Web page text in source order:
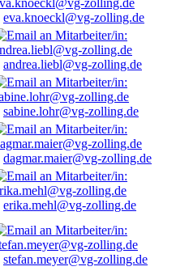
eva.knoeckl@vg-zolling.de
andrea.liebl@vg-zolling.de
sabine.lohr@vg-zolling.de
dagmar.maier@vg-zolling.de
erika.mehl@vg-zolling.de
stefan.meyer@vg-zolling.de